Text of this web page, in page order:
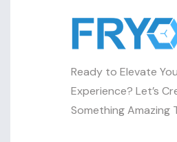
Ready to Elevate
Experience? Let’s
Something Amazing